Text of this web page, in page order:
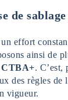
de
effort
ainsi de
CTBA+. C’est,
des règles de
vigueur.